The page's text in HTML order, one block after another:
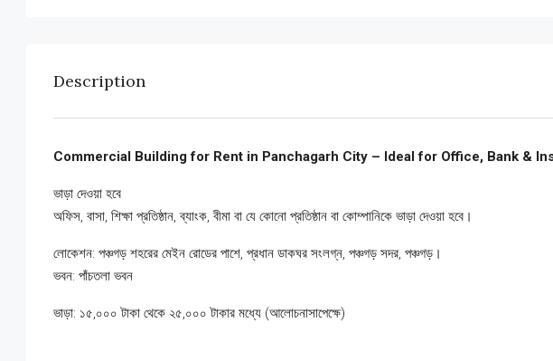
Description
Commercial Building for Rent in Panchagarh City – Ideal for Office, Bank &
ভাড়া দেওয়া হবে
অফিস, বাসা, শিক্ষা প্রতিষ্ঠান, ব্যাংক, বীমা বা যে কোনো প্রতিষ্ঠান বা কোম্পানিকে ভাড়া দেওয়া হবে।
লোকেশন: পঞ্চগড় শহরের মেইন রোডের পাশে, প্রধান ডাকঘর সংলগ্ন, পঞ্চগড় সদর, পঞ্চগড়।
ভবন: পাঁচতলা ভবন
ভাড়া: ১৫,০০০ টাকা থেকে ২৫,০০০ টাকার মধ্যে (আলোচনাসাপেক্ষে)